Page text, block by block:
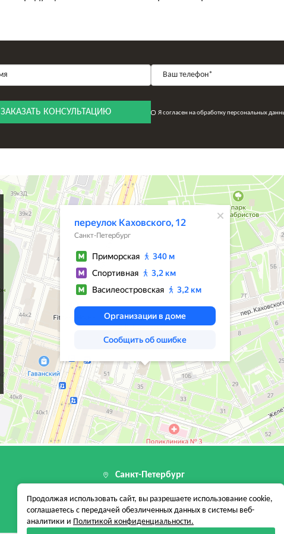
ЗАКАЗАТЬ КОНСУЛЬТАЦИЮ Я согласен на обработку персональных
Санкт-Петербург
199155, г. Санкт-Петербург, пер
12 стр. 1, помещ. 24-Н
Продолжая использовать сайт, вы разрешаете использование cookie,
соглашаетесь с передачей обезличенных данных в системы веб-
аналитики и Политикой конфиденциальности.